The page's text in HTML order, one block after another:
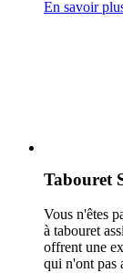
En savoir
Tabouret
Vous n'êtes
à tabouret
offrent une
qui n'ont pas